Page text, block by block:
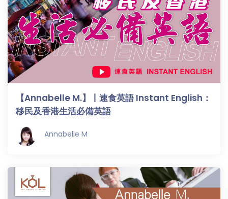
【Annabelle M.】丨速食英語 Instant English：
移民及香港生活必備英語
Annabelle M